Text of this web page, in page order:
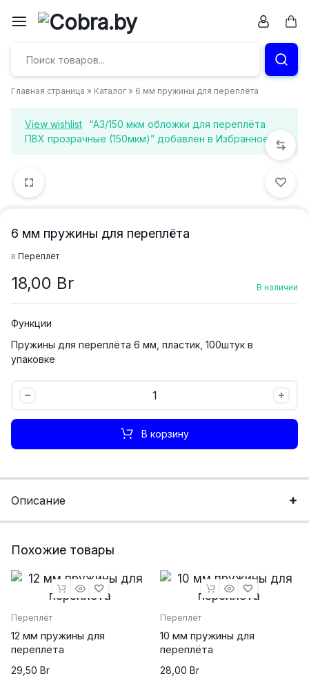
и
в
Главная страница » Каталог » 6 мм пружины для переплёта
View wishlist
“А3/150 мкм обложки для переплёта
ПВХ прозрачные (150мкм)” добавлен в Избранное
6 мм пружины для переплёта
в Переплёт
18,00 Br В наличии
Функции
Пружины для переплёта 6 мм, пластик, 100штук в
упаковке
количество
В корзину
Описание
Похожие товары
Переплёт
12 мм пружины для
переплёта
29,50 Br
Переплёт
10 мм пружины для
переплёта
28,00 Br